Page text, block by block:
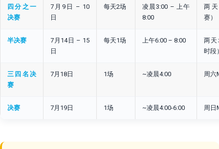
四分之一
决赛
7月9日 – 10
日
每天2场
凌晨3:00 – 上午
8:00
两
赛）
半决赛
7月14日 – 15
日
每天1场 上午6:00 – 8:00
两
时段
三四名决
赛
7月18日 1场 ~凌晨4:00 周六
决赛 7月19日 1场 ~凌晨4:00-6:00 周日